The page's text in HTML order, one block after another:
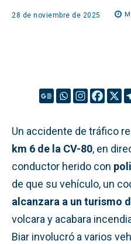
28 de noviembre de 2025
Un accidente de tráfico
km 6 de la CV-80, en
conductor herido con
de que su vehículo, un
alcanzara a un turismo
volcara y acabara
Biar involucró a varios